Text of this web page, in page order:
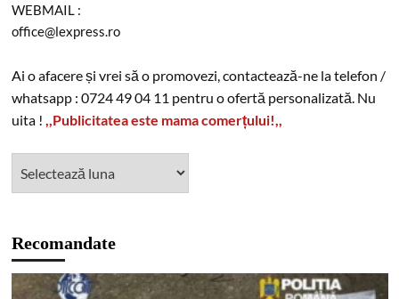
WEBMAIL :
office@lexpress.ro
Ai o afacere și vrei să o promovezi, contactează-ne la telefon /
whatsapp : 0724 49 04 11 pentru o ofertă personalizată. Nu
uita ! ,,Publicitatea este mama comerțului!,,
Recomandate